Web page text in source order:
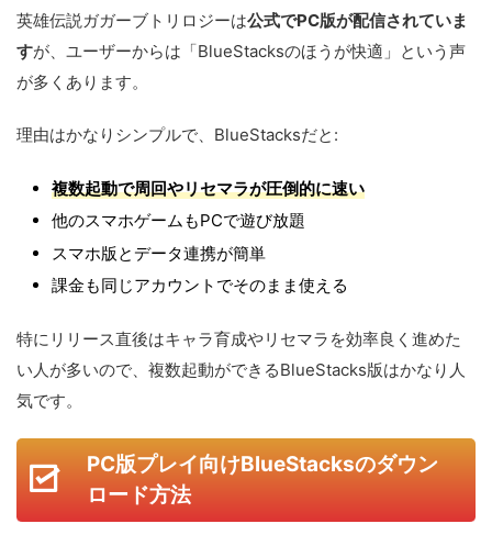
英雄伝説ガガーブトリロジーは公式でPC版が配信されていま
すが、ユーザーからは「BlueStacksのほうが快適」という声
が多くあります。
理由はかなりシンプルで、BlueStacksだと:
複数起動で周回やリセマラが圧倒的に速い
他のスマホゲームもPCで遊び放題
スマホ版とデータ連携が簡単
課金も同じアカウントでそのまま使える
特にリリース直後はキャラ育成やリセマラを効率良く進めた
い人が多いので、複数起動ができるBlueStacks版はかなり人
気です。
PC版プレイ向けBlueStacksのダウン
ロード方法